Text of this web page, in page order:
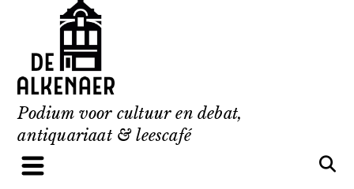
content
Podium voor cultuur en debat,
antiquariaat & leescafé